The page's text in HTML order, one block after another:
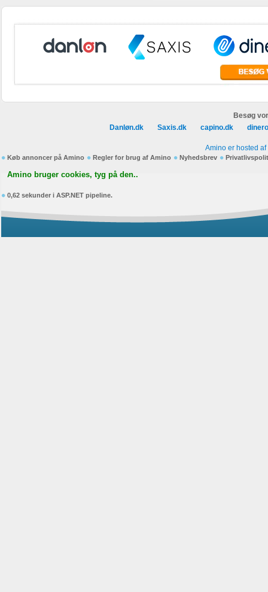
Besøg
Danløn.dk
Saxis.dk capino.dk
Amino er hosted af
Køb annoncer på Amino Regler for brug af Amino Nyhedsbrev
Amino bruger cookies, tyg på den..
0,62 sekunder i ASP.NET pipeline.